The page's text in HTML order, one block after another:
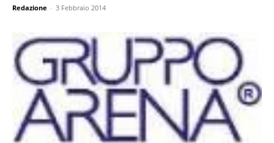
Redazione - 3 Febbraio 2014